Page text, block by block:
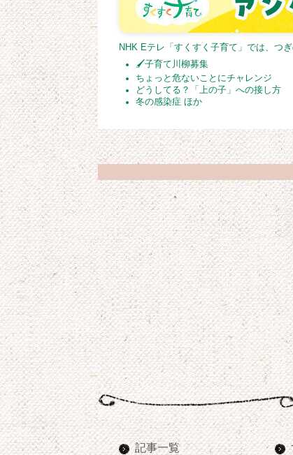
NHK Eテレ「すくすく子育て」では、つ
🖌子育て川柳募集
ちょっと危ないことにチャレンジ
どうしてる？「上の子」への接し方
冬の感染症 ほか
記事一覧